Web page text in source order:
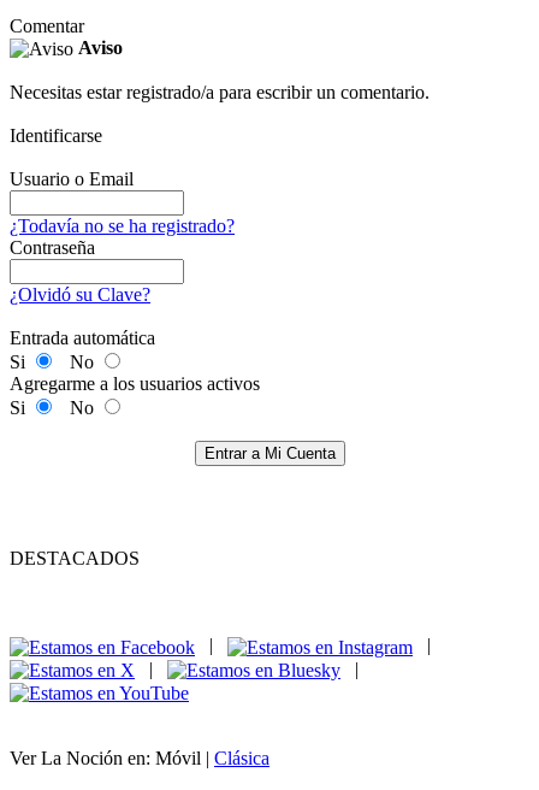
Comentar
Aviso
Necesitas estar registrado/a para escribir un comentario.
Identificarse
Usuario o Email
¿Todavía no se ha registrado?
Contraseña
¿Olvidó su Clave?
Entrada automática
Si
No
Agregarme a los usuarios activos
Si
No
Entrar a Mi Cuenta
DESTACADOS
|
|
Ver La Noción en: Móvil | Clásica